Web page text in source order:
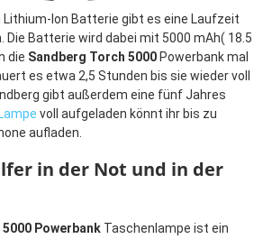
Lithium-Ion Batterie gibt es eine Laufzeit
Die Batterie wird dabei mit 5000 mAh( 18.5
die Sandberg Torch 5000 Powerbank mal
es etwa 2,5 Stunden bis sie wieder voll
gibt außerdem eine fünf Jahres
Lampe voll aufgeladen könnt ihr bis zu
aufladen.
in der Not und in der
Powerbank Taschenlampe ist ein